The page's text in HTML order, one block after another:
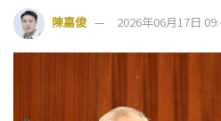
陳嘉俊 2026年06月17日